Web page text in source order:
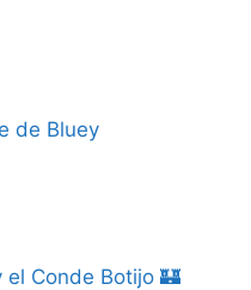
de Bluey
el Conde Botijo 🏰